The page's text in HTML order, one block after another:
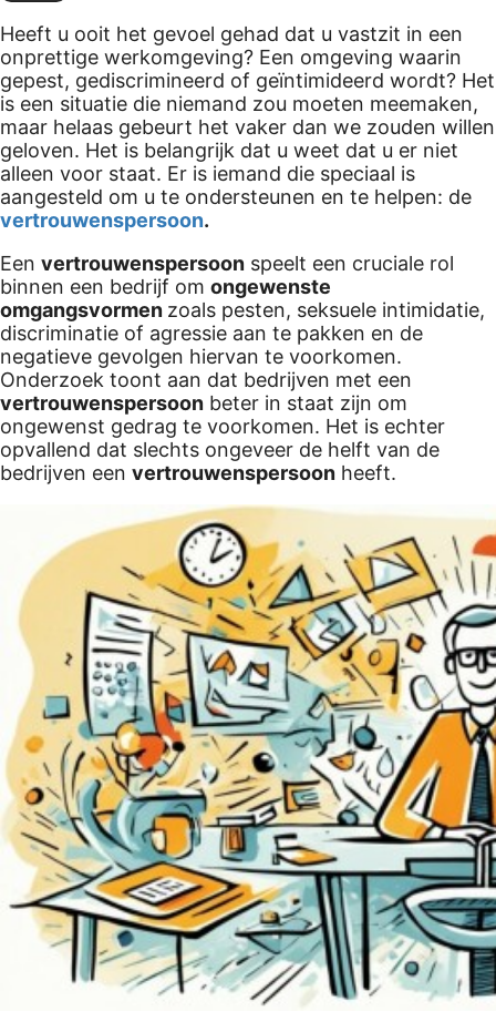
Heeft u ooit het gevoel gehad dat u vastzit in een
onprettige werkomgeving? Een omgeving waarin
gepest, gediscrimineerd of geïntimideerd wordt? Het
is een situatie die niemand zou moeten meemaken,
maar helaas gebeurt het vaker dan we zouden willen
geloven. Het is belangrijk dat u weet dat u er niet
alleen voor staat. Er is iemand die speciaal is
aangesteld om u te ondersteunen en te helpen: de
vertrouwenspersoon.
Een vertrouwenspersoon speelt een cruciale rol
binnen een bedrijf om ongewenste
omgangsvormen zoals pesten, seksuele intimidatie,
discriminatie of agressie aan te pakken en de
negatieve gevolgen hiervan te voorkomen.
Onderzoek toont aan dat bedrijven met een
vertrouwenspersoon beter in staat zijn om
ongewenst gedrag te voorkomen. Het is echter
opvallend dat slechts ongeveer de helft van de
bedrijven een vertrouwenspersoon heeft.
gebruikt
te
de
Hierdoor
van